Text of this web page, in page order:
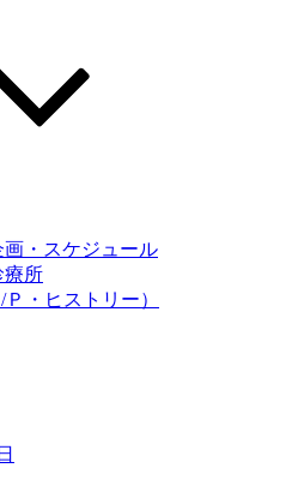
画・スケジュール
療所
・ヒストリー）